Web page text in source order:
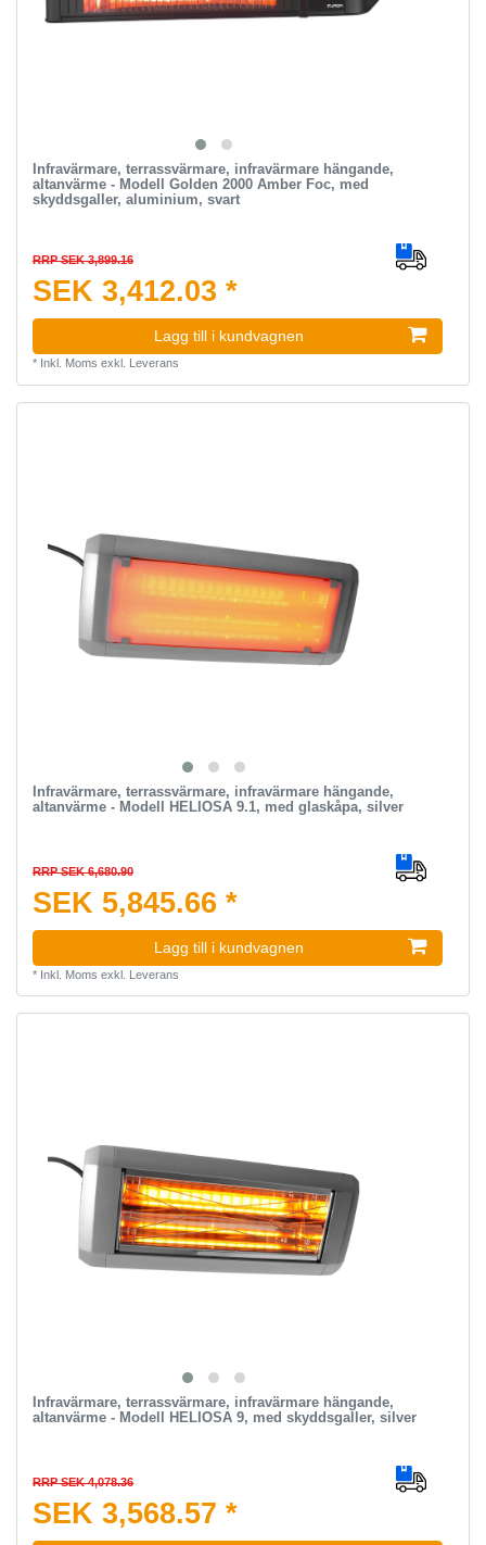
Infravärmare, terrassvärmare, infravärmare hängande,
altanvärme - Modell Golden 2000 Amber Foc, med
skyddsgaller, aluminium, svart
RRP SEK 3,899.16
SEK 3,412.03 *
Lagg till i kundvagnen
* Inkl. Moms exkl. Leverans
Infravärmare, terrassvärmare, infravärmare hängande,
altanvärme - Modell HELIOSA 9.1, med glaskåpa, silver
RRP SEK 6,680.90
SEK 5,845.66 *
Lagg till i kundvagnen
* Inkl. Moms exkl. Leverans
Infravärmare, terrassvärmare, infravärmare hängande,
altanvärme - Modell HELIOSA 9, med skyddsgaller, silver
RRP SEK 4,078.36
SEK 3,568.57 *